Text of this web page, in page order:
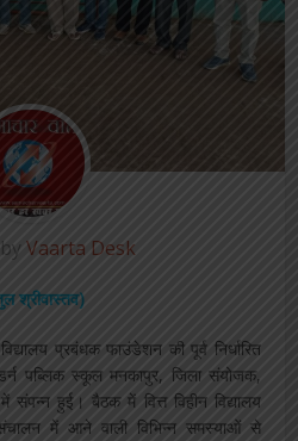
Vaarta Desk
श्रीवास्तव)
प्रबंधक फाउंडेशन की पूर्व निर्धारित
पब्लिक स्कूल मनकापुर, जिला संयोजक,
हुई। बैठक में वित्त विहीन विद्यालय
में आने वाली विभिन्न समस्याओं से